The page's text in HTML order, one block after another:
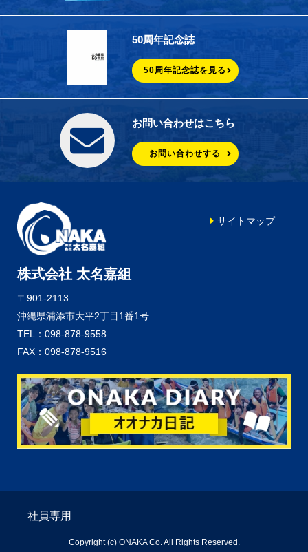
50周年記念誌
50周年記念誌を見る
お問い合わせはこちら
お問い合わせする
株式会社 太名嘉組
〒901-2113
沖縄県浦添市大平2丁目1番1号
TEL：098-878-9558
FAX：098-878-9516
サイトマップ
社員専用
Copyright (c) ONAKA Co. All Rights Reserved.